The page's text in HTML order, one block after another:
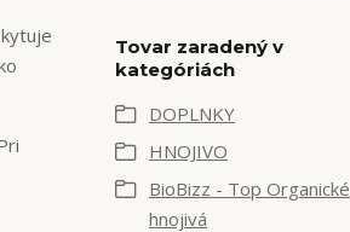
Tovar zaradený v
kategóriách
DOPLNKY
HNOJIVO
BioBizz - Top Organické
hnojivá